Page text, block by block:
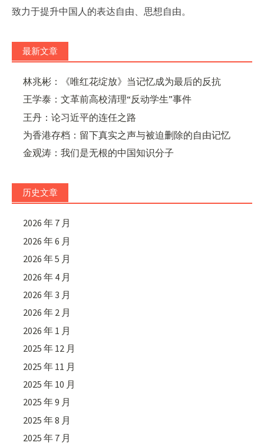
致力于提升中国人的表达自由、思想自由。
最新文章
林兆彬：《唯红花绽放》当记忆成为最后的反抗
王学泰：文革前高校清理“反动学生”事件
王丹：论习近平的连任之路
为香港存档：留下真实之声与被迫删除的自由记忆
金观涛：我们是无根的中国知识分子
历史文章
2026 年 7 月
2026 年 6 月
2026 年 5 月
2026 年 4 月
2026 年 3 月
2026 年 2 月
2026 年 1 月
2025 年 12 月
2025 年 11 月
2025 年 10 月
2025 年 9 月
2025 年 8 月
2025 年 7 月